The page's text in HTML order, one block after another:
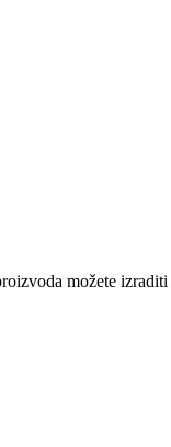
možete izraditi